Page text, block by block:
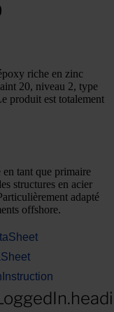
riche en zinc
20, niveau 2, type
produit est totalement
tant que primaire
structures en acier
adapté
offshore.